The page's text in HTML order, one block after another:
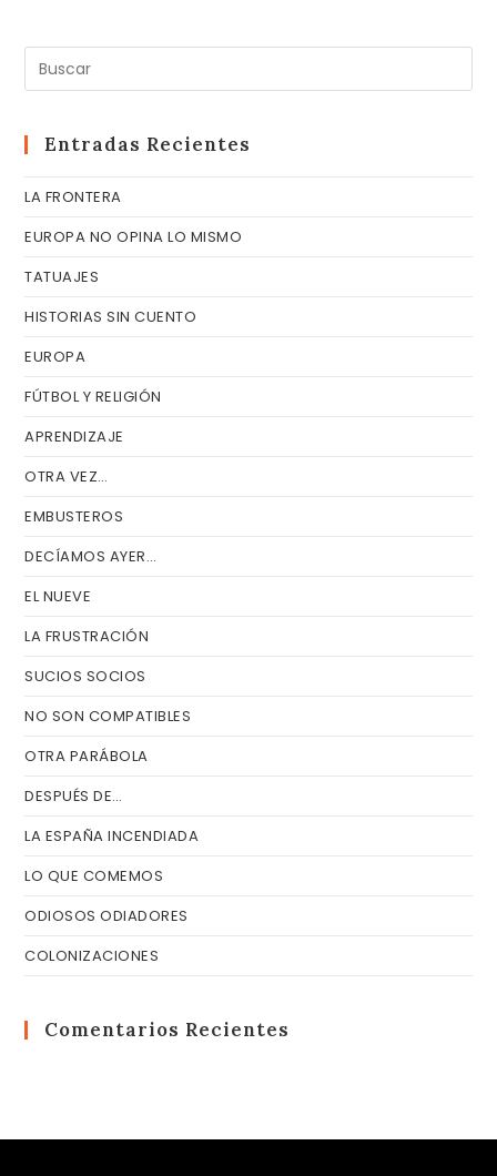
Entradas Recientes
LA FRONTERA
EUROPA NO OPINA LO MISMO
TATUAJES
HISTORIAS SIN CUENTO
EUROPA
FÚTBOL Y RELIGIÓN
APRENDIZAJE
OTRA VEZ…
EMBUSTEROS
DECÍAMOS AYER…
EL NUEVE
LA FRUSTRACIÓN
SUCIOS SOCIOS
NO SON COMPATIBLES
OTRA PARÁBOLA
DESPUÉS DE…
LA ESPAÑA INCENDIADA
LO QUE COMEMOS
ODIOSOS ODIADORES
COLONIZACIONES
Comentarios Recientes